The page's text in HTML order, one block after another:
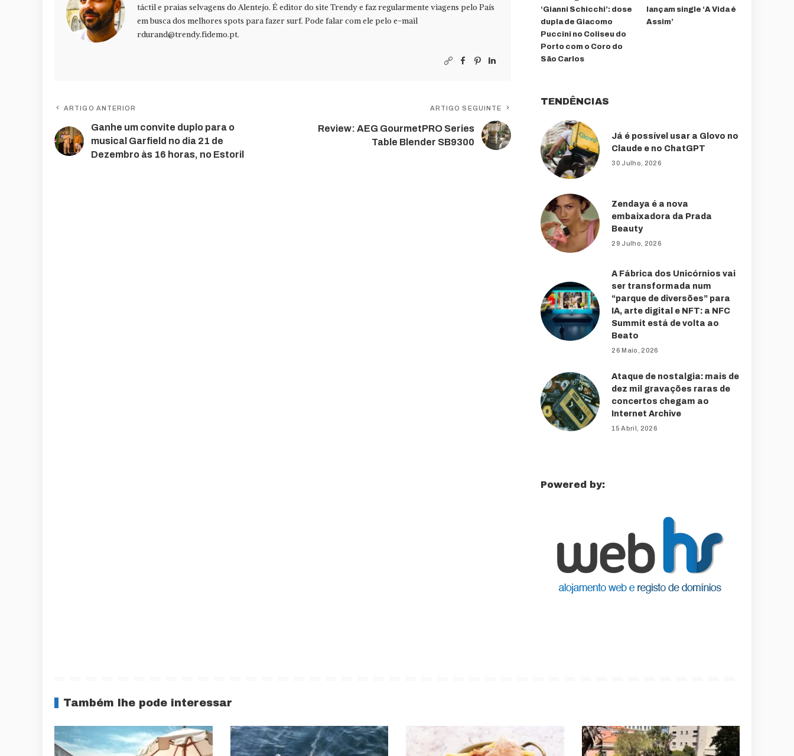
táctil e praias selvagens do Alentejo. É editor do site Trendy e faz regularmente viagens pelo País
em busca dos melhores spots para fazer surf. Pode falar com ele pelo e-mail
rdurand@trendy.fidemo.pt.
ARTIGO ANTERIOR
Ganhe um convite duplo para o
musical Garfield no dia 21 de
Dezembro às 16 horas, no Estoril
ARTIGO SEGUINTE
Review: AEG GourmetPRO Series
Table Blender SB9300
‘Gianni Schicchi’: dose
dupla de Giacomo
Puccini no Coliseu do
Porto com o Coro do
São Carlos
lançam single ‘A Vida é
Assim’
TENDÊNCIAS
Já é possível usar a Glovo no
Claude e no ChatGPT
30 Julho, 2026
Zendaya é a nova
embaixadora da Prada
Beauty
29 Julho, 2026
A Fábrica dos Unicórnios vai
ser transformada num
“parque de diversões” para
IA, arte digital e NFT: a NFC
Summit está de volta ao
Beato
26 Maio, 2026
Ataque de nostalgia: mais de
dez mil gravações raras de
concertos chegam ao
Internet Archive
15 Abril, 2026
Powered by:
Também lhe pode interessar